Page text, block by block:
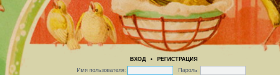
ВХОД• РЕГИСТРАЦИЯ
Имя пользователя:
Пароль: